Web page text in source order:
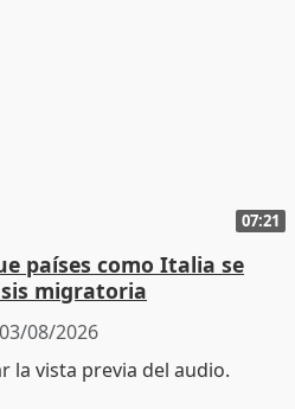
07:21
países como Italia se
migratoria
03/08/2026